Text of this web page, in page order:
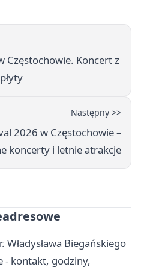
Częstochowie. Koncert z
Następny >>
2026 w Częstochowie –
koncerty i letnie atrakcje
Biegańskiego
- kontakt, godziny,